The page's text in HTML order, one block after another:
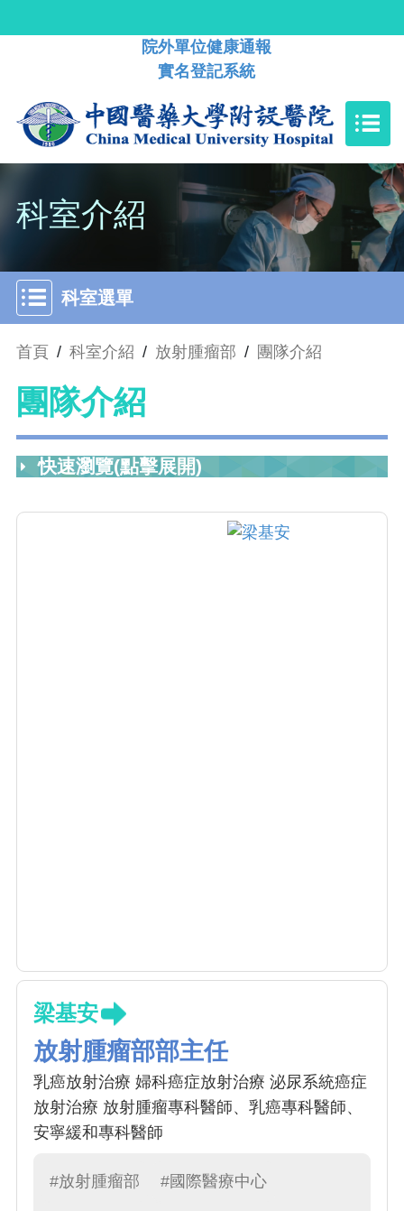
院外單位健康通報
實名登記系統
科室介紹
科室選單
首頁 / 科室介紹 / 放射腫瘤部 / 團隊介紹
團隊介紹
快速瀏覽(點擊展開)
梁基安
放射腫瘤部部主任
乳癌放射治療 婦科癌症放射治療 泌尿系統癌症
放射治療 放射腫瘤專科醫師、乳癌專科醫師、
安寧緩和專科醫師
#放射腫瘤部 #國際醫療中心